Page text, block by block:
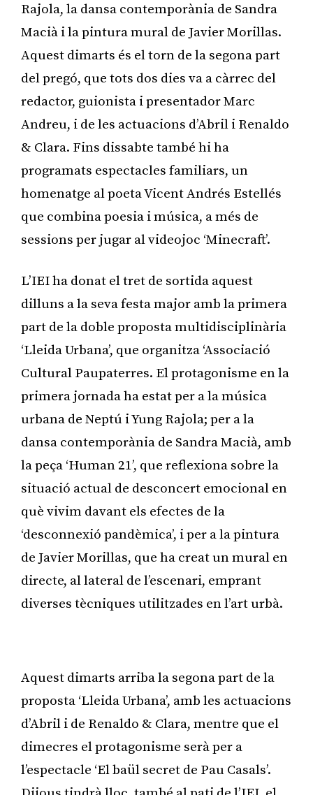
Rajola, la dansa contemporània de Sandra
Macià i la pintura mural de Javier Morillas.
Aquest dimarts és el torn de la segona part
del pregó, que tots dos dies va a càrrec del
redactor, guionista i presentador Marc
Andreu, i de les actuacions d’Abril i Renaldo
& Clara. Fins dissabte també hi ha
programats espectacles familiars, un
homenatge al poeta Vicent Andrés Estellés
que combina poesia i música, a més de
sessions per jugar al videojoc ‘Minecraft’.
L’IEI ha donat el tret de sortida aquest
dilluns a la seva festa major amb la primera
part de la doble proposta multidisciplinària
‘Lleida Urbana’, que organitza ‘Associació
Cultural Paupaterres. El protagonisme en la
primera jornada ha estat per a la música
urbana de Neptú i Yung Rajola; per a la
dansa contemporània de Sandra Macià, amb
la peça ‘Human 21’, que reflexiona sobre la
situació actual de desconcert emocional en
què vivim davant els efectes de la
‘desconnexió pandèmica’, i per a la pintura
de Javier Morillas, que ha creat un mural en
directe, al lateral de l’escenari, emprant
diverses tècniques utilitzades en l’art urbà.
Aquest dimarts arriba la segona part de la
proposta ‘Lleida Urbana’, amb les actuacions
d’Abril i de Renaldo & Clara, mentre que el
dimecres el protagonisme serà per a
l’espectacle ‘El baül secret de Pau Casals’.